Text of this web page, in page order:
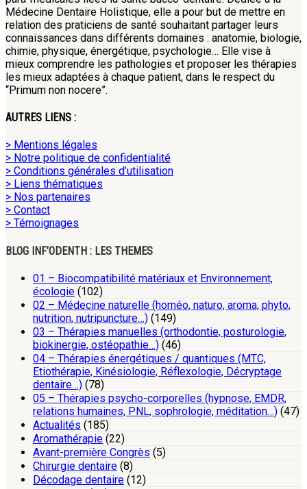
Médecine Dentaire Holistique, elle a pour but de mettre en
relation des praticiens de santé souhaitant partager leurs
connaissances dans différents domaines : anatomie, biologie,
chimie, physique, énergétique, psychologie… Elle vise à
mieux comprendre les pathologies et proposer les thérapies
les mieux adaptées à chaque patient, dans le respect du
“Primum non nocere”.
AUTRES LIENS :
> Mentions légales
> Notre politique de confidentialité
> Conditions générales d’utilisation
> Liens thématiques
> Nos partenaires
> Contact
> Témoignages
BLOG INF’ODENTH : LES THEMES
01 – Biocompatibilité matériaux et Environnement,
écologie (102)
02 – Médecine naturelle (homéo, naturo, aroma, phyto,
nutrition, nutripuncture…) (149)
03 – Thérapies manuelles (orthodontie, posturologie,
biokinergie, ostéopathie…) (46)
04 – Thérapies énergétiques / quantiques (MTC,
Etiothérapie, Kinésiologie, Réflexologie, Décryptage
dentaire…) (78)
05 – Thérapies psycho-corporelles (hypnose, EMDR,
relations humaines, PNL, sophrologie, méditation…) (47)
Actualités (185)
Aromathérapie (22)
Avant-première Congrès (5)
Chirurgie dentaire (8)
Décodage dentaire (12)